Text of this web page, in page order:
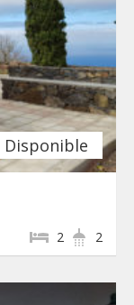
Disponible
2
2